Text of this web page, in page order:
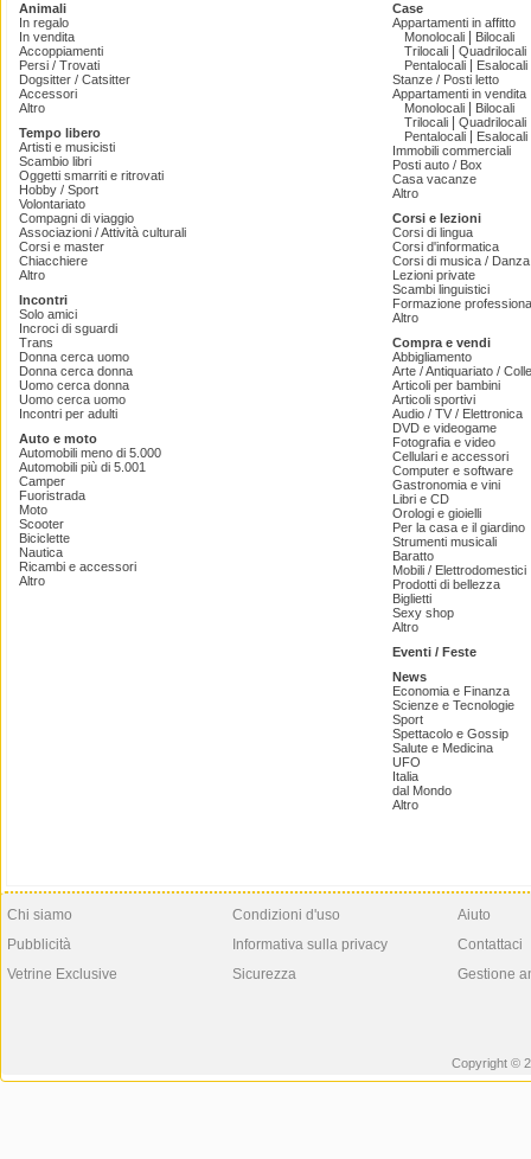
Animali
In regalo
In vendita
Accoppiamenti
Persi / Trovati
Dogsitter / Catsitter
Accessori
Altro
Tempo libero
Artisti e musicisti
Scambio libri
Oggetti smarriti e ritrovati
Hobby / Sport
Volontariato
Compagni di viaggio
Associazioni / Attività culturali
Corsi e master
Chiacchiere
Altro
Incontri
Solo amici
Incroci di sguardi
Trans
Donna cerca uomo
Donna cerca donna
Uomo cerca donna
Uomo cerca uomo
Incontri per adulti
Auto e moto
Automobili meno di 5.000
Automobili più di 5.001
Camper
Fuoristrada
Moto
Scooter
Biciclette
Nautica
Ricambi e accessori
Altro
Case
Appartamenti in affitto
Monolocali
Bilocali
Trilocali
Quadrilocali
Pentalocali
Esalocali
Stanze / Posti letto
Appartamenti in vendita
Monolocali
Bilocali
Trilocali
Quadrilocali
Pentalocali
Esalocali
Immobili commerciali
Posti auto / Box
Casa vacanze
Altro
Corsi e lezioni
Corsi di lingua
Corsi d'informatica
Corsi di musica /
Lezioni private
Scambi linguistici
Formazione
Altro
Compra e vendi
Abbigliamento
Arte / Antiquariato /
Articoli per bambini
Articoli sportivi
Audio / TV / Elettronica
DVD e videogame
Fotografia e video
Cellulari e accessori
Computer e software
Gastronomia e vini
Libri e CD
Orologi e gioielli
Per la casa e il giardino
Strumenti musicali
Baratto
Mobili / Elettrodomestici
Prodotti di bellezza
Biglietti
Sexy shop
Altro
Eventi / Feste
News
Economia e Finanza
Scienze e Tecnologie
Sport
Spettacolo e Gossip
Salute e Medicina
UFO
Italia
dal Mondo
Altro
Chi siamo
Pubblicità
Vetrine Exclusive
Condizioni d'uso
Informativa sulla privacy
Sicurezza
Aiuto
Contattaci
Gestione
Copyright ©